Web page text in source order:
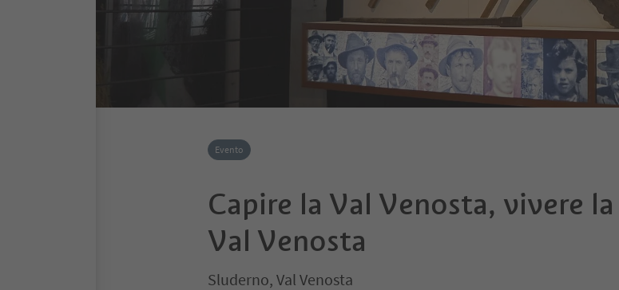
Evento
Capire la Val Venosta, vivere la
Val Venosta
Sluderno, Val Venosta